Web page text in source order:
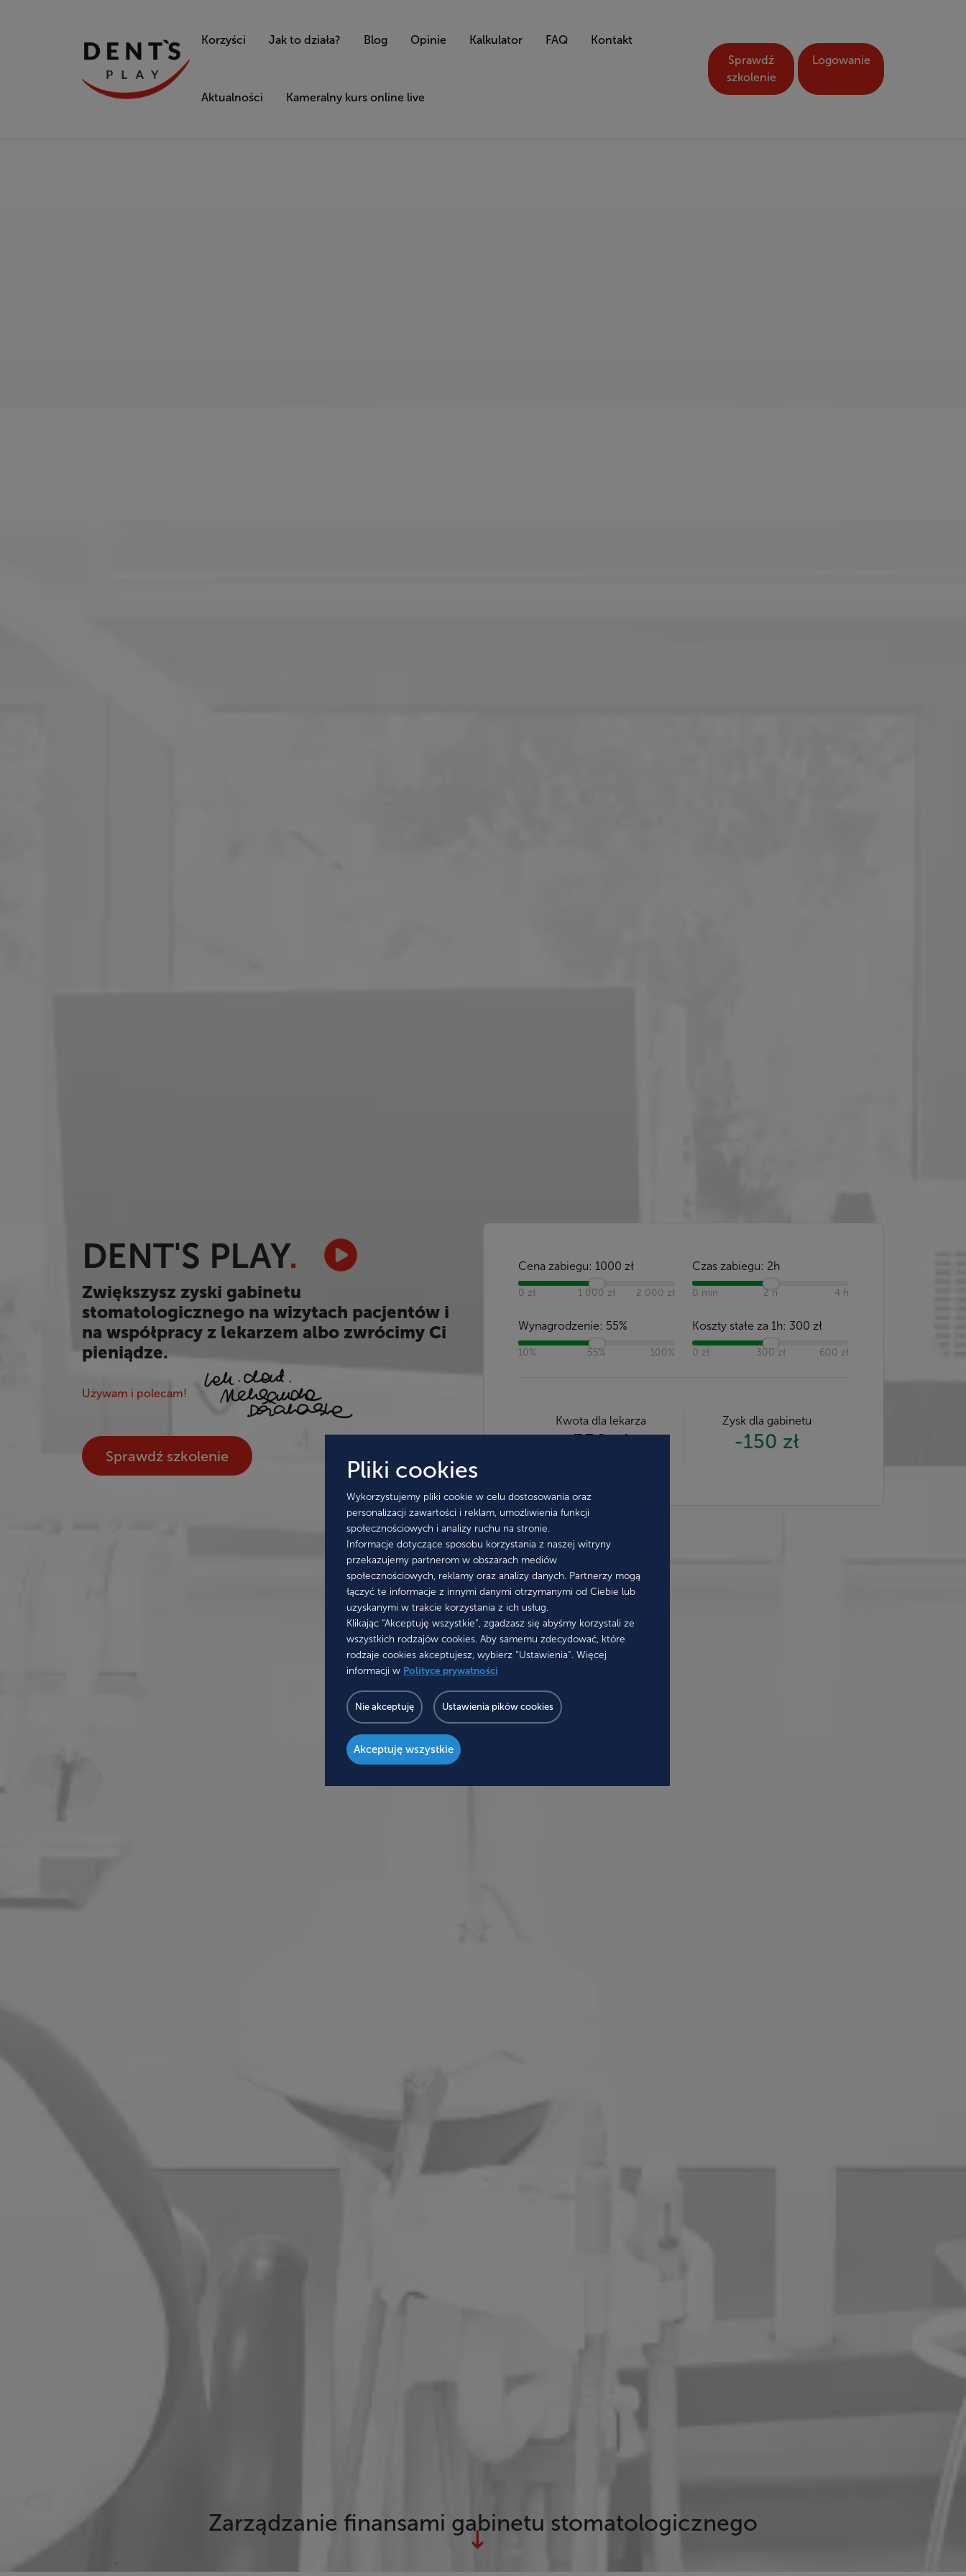
Korzyści Jak to działa? Blog Opinie Kalkulator FAQ Kontakt
Aktualności Kameralny kurs online live
Sprawdź
szkolenie
Logowanie
DENT'S PLAY.
Zwiększysz zyski gabinetu
stomatologicznego na wizytach pacjentów i
na współpracy z lekarzem albo zwrócimy Ci
pieniądze.
Używam i polecam!
Sprawdź szkolenie
Cena zabiegu: 1000 zł
0 zł 1 000 zł 2 000 zł
Czas zabiegu: 2h
0 min 2 h 4 h
Wynagrodzenie: 55%
10% 55% 100%
Koszty stałe za 1h: 300 zł
0 zł 300 zł 600 zł
Kwota dla lekarza
550 zł
Zysk dla gabinetu
-150 zł
Zarządzanie finansami gabinetu stomatologicznego
.
Pliki cookies
Wykorzystujemy pliki cookie w celu dostosowania oraz
personalizacji zawartości i reklam, umożliwienia funkcji
społecznościowych i analizy ruchu na stronie.
Informacje dotyczące sposobu korzystania z naszej witryny
przekazujemy partnerom w obszarach mediów
społecznościowych, reklamy oraz analizy danych. Partnerzy mogą
łączyć te informacje z innymi danymi otrzymanymi od Ciebie lub
uzyskanymi w trakcie korzystania z ich usług.
Klikając “Akceptuję wszystkie“, zgadzasz się abyśmy korzystali ze
wszystkich rodzajów cookies. Aby samemu zdecydować, które
rodzaje cookies akceptujesz, wybierz “Ustawienia“. Więcej
informacji w Polityce prywatności
Nie akceptuję Ustawienia pików cookies
Akceptuję wszystkie